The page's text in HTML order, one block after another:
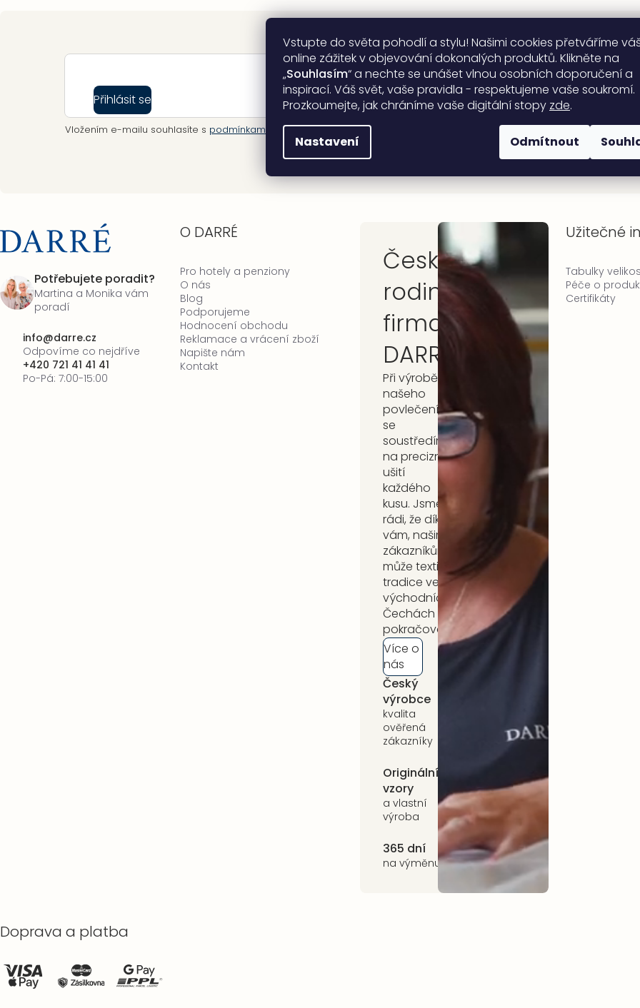
Vstupte do světa pohodlí a stylu! Našimi cookies přetváříme
online zážitek v objevování dokonalých produktů. Klikněte na
„Souhlasím“ a nechte se unášet vlnou osobních doporučení a
inspirací. Váš svět, vaše pravidla - respektujeme vaše soukromí.
Prozkoumejte, jak chráníme vaše digitální stopy zde.
Nastavení Odmítnout
Potřebujete poradit?
Martina a Monika vám
poradí
info@darre.cz
Odpovíme co nejdříve
+420 721 41 41 41
Po-Pá: 7:00-15:00
Odebírat newsletter
Přihlásit se
Vložením e-mailu souhlasíte s podmínkami ochrany osobních údajů
O DARRÉ
Pro hotely a penziony
O nás
Blog
Podporujeme
Hodnocení obchodu
Reklamace a vrácení zboží
Napište nám
Kontakt
Česká
rodinná
firma
DARRÉ
Při výrobě
našeho
povlečení
se
soustředíme
na precizní
ušití
každého
kusu. Jsme
rádi, že díky
vám, našim
zákazníkům,
může textilní
tradice ve
východních
Čechách
pokračovat.
Více o
nás
Český
výrobce
kvalita
ověřená
zákazníky
Originální
vzory
a vlastní
výroba
kvalitní přírodní
materiály
365 dní
na výměnu
Užitečné
Tabulky
Péče o
Certifikáty
Doprava a platba